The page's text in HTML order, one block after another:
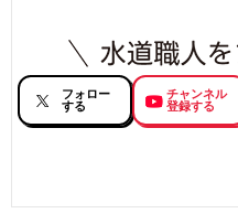
フォロー
する
チャンネル
登録する